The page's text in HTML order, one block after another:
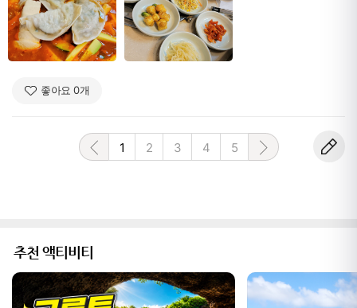
좋아요 0개
1 2 3 4 5
추천 액티비티